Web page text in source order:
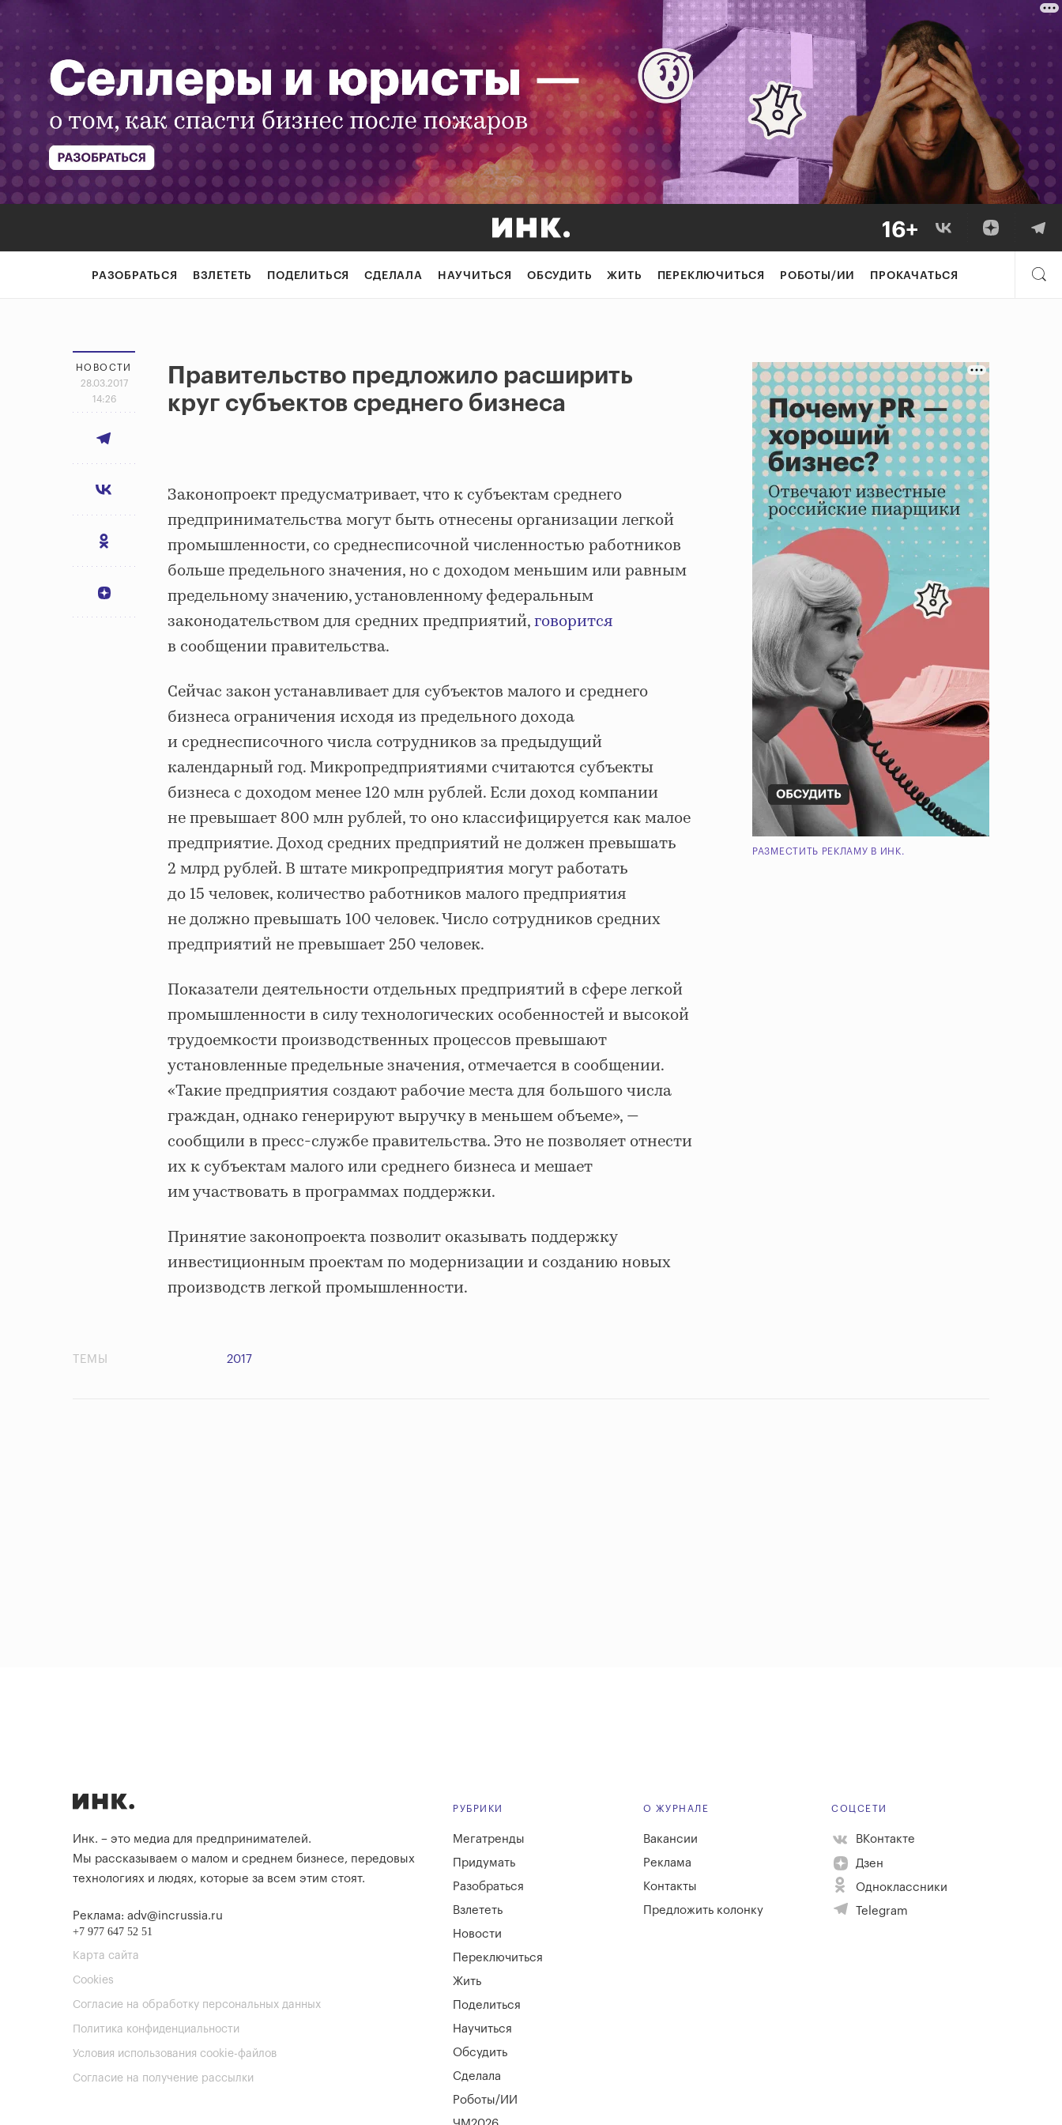
РАЗОБРАТЬСЯ ВЗЛЕТЕТЬ ПОДЕЛИТЬСЯ СДЕЛАЛА НАУЧИТЬСЯ ОБСУДИТЬ ЖИТЬ ПЕРЕКЛЮЧИТЬСЯ РОБОТЫ/ИИ ПРОКАЧАТЬСЯ
НОВОСТИ
28.03.2017
14:26
Правительство предложило расширить
круг субъектов среднего бизнеса
Законопроект предусматривает, что к субъектам среднего
предпринимательства могут быть отнесены организации легкой
промышленности, со среднесписочной численностью работников
больше предельного значения, но с доходом меньшим или равным
предельному значению, установленному федеральным
законодательством для средних предприятий,говорится
в сообщении правительства.
Сейчас закон устанавливает для субъектов малого и среднего
бизнеса ограничения исходя из предельного дохода
и среднесписочного числа сотрудников за предыдущий
календарный год. Микропредприятиями считаются субъекты
бизнеса с доходом менее 120 млн рублей. Если доход компании
не превышает 800 млн рублей, то оно классифицируется как малое
предприятие. Доход средних предприятий не должен превышать
2 млрд рублей. В штате микропредприятия могут работать
до 15 человек, количество работников малого предприятия
не должно превышать 100 человек. Число сотрудников средних
предприятий не превышает 250 человек.
Показатели деятельности отдельных предприятий в сфере легкой
промышленности в силу технологических особенностей и высокой
трудоемкости производственных процессов превышают
установленные предельные значения, отмечается в сообщении.
«Такие предприятия создают рабочие места для большого числа
граждан, однако генерируют выручку в меньшем объеме», —
сообщили в пресс-службе правительства. Это не позволяет отнести
их к субъектам малого или среднего бизнеса и мешает
им участвовать в программах поддержки.
Принятие законопроекта позволит оказывать поддержку
инвестиционным проектам по модернизации и созданию новых
производств легкой промышленности.
РАЗМЕСТИТЬ РЕКЛАМУ В ИНК.
ТЕМЫ 2017
Инк. – это медиа для предпринимателей.
Мы рассказываем о малом и среднем бизнесе, передовых
технологиях и людях, которые за всем этим стоят.
Реклама: adv@incrussia.ru
+7 977 647 52 51
Карта сайта
Cookies
Согласие на обработку персональных данных
Политика конфиденциальности
Условия использования cookie-файлов
Согласие на получение рассылки
РУБРИКИ
Мегатренды
Придумать
Разобраться
Взлететь
Новости
Переключиться
Жить
Поделиться
Научиться
Обсудить
Сделала
Роботы/ИИ
О ЖУРНАЛЕ
Вакансии
Реклама
Контакты
Предложить колонку
СОЦСЕТИ
ВКонтакте
Дзен
Одноклассники
Telegram